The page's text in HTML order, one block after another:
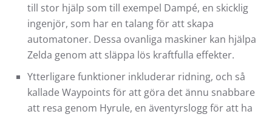
till stor hjälp som till exempel Dampé, en skicklig
ingenjör, som har en talang för att skapa
automatoner. Dessa ovanliga maskiner kan hjälpa
Zelda genom att släppa lös kraftfulla effekter.
Ytterligare funktioner inkluderar ridning, och så
kallade Waypoints för att göra det ännu snabbare
att resa genom Hyrule, en äventyrslogg för att ha